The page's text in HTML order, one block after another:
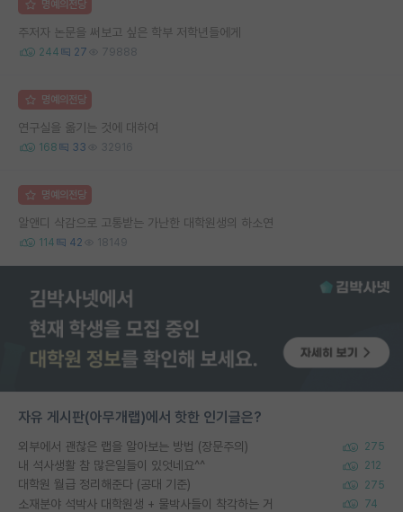
명예의전당
주저자 논문을 써보고 싶은 학부 저학년들에게
244 27 79888
명예의전당
연구실을 옮기는 것에 대하여
168 33 32916
명예의전당
알앤디 삭감으로 고통받는 가난한 대학원생의 하소연
114 42 18149
자유 게시판(아무개랩)에서 핫한 인기글은?
외부에서 괜찮은 랩을 알아보는 방법 (장문주의) 275
내 석사생활 참 많은일들이 있엇네요^^ 212
대학원 월급 정리해준다 (공대 기준) 275
소재분야 석박사 대학원생 + 물박사들이 착각하는 거 74